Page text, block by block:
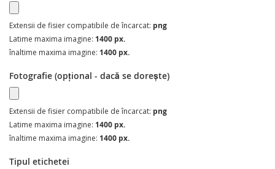
Extensii de fisier compatibile de încarcat: png
Latime maxima imagine: 1400 px.
înaltime maxima imagine: 1400 px.
Fotografie (opțional - dacă se dorește)
Extensii de fisier compatibile de încarcat: png
Latime maxima imagine: 1400 px.
înaltime maxima imagine: 1400 px.
Tipul etichetei